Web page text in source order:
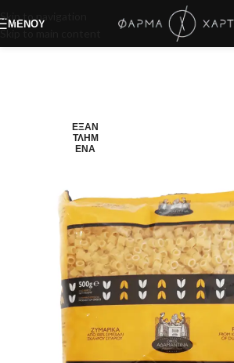
Skip to navigation
Skip to main content
ΜΕΝΟΎ
ΕΞΑΝ
ΤΛΗΜ
ΈΝΑ